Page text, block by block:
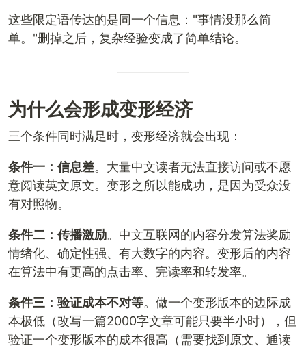
这些限定语传达的是同一个信息："事情没那么简
单。"删掉之后，复杂经验变成了简单结论。
为什么会形成变形经济
三个条件同时满足时，变形经济就会出现：
条件一：信息差。大量中文读者无法直接访问或不愿
意阅读英文原文。变形之所以能成功，是因为受众没
有对照物。
条件二：传播激励。中文互联网的内容分发算法奖励
情绪化、确定性强、有大数字的内容。变形后的内容
在算法中有更高的点击率、完读率和转发率。
条件三：验证成本不对等。做一个变形版本的边际成
本极低（改写一篇2000字文章可能只要半小时），但
验证一个变形版本的成本很高（需要找到原文、通读